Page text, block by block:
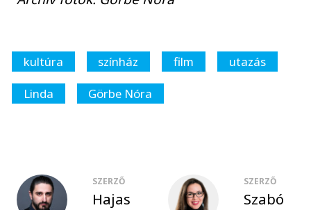
kultúra színház film
utazás
Linda
Görbe Nóra
SZERZŐ
Hajas
SZERZŐ
Szabó